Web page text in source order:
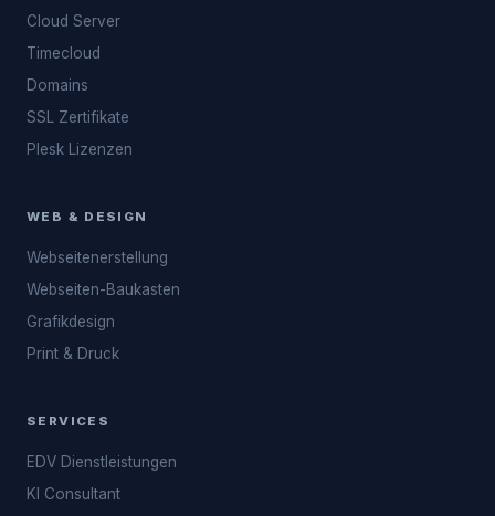
Cloud Server
Timecloud
Domains
SSL Zertifikate
Plesk Lizenzen
WEB & DESIGN
Webseitenerstellung
Webseiten-Baukasten
Grafikdesign
Print & Druck
SERVICES
EDV Dienstleistungen
KI Consultant